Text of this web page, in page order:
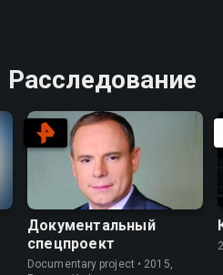
Документальный
спецпроект
Documentary project • 2015,